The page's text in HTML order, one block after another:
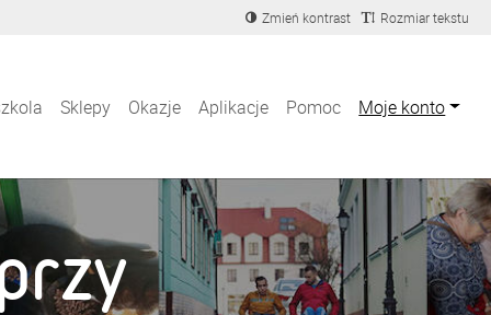
Zmień kontrast Rozmiar tekstu
Sklepy Okazje Aplikacje Pomoc Moje konto